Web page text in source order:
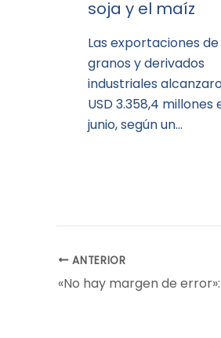
soja y el maíz
Las exportaciones de
granos y derivados
industriales
USD 3.358,4 millones
junio, según un…
ANTERIOR